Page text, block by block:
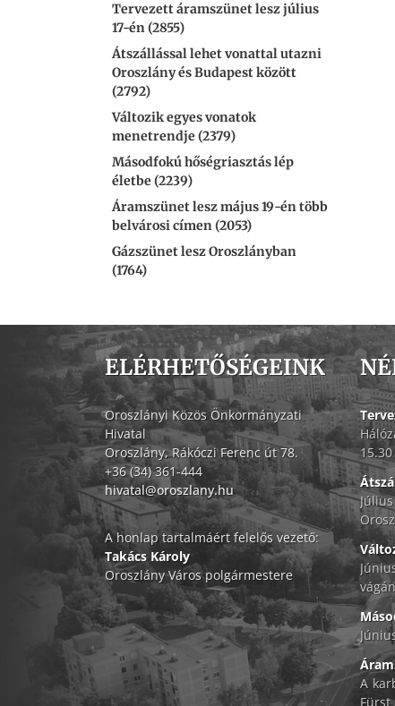
Tervezett áramszünet lesz július
17-én (2855)
Átszállással lehet vonattal utazni
Oroszlány és Budapest között
(2792)
Változik egyes vonatok
menetrendje (2379)
Másodfokú hőségriasztás lép
életbe (2239)
Áramszünet lesz május 19-én több
belvárosi címen (2053)
Gázszünet lesz Oroszlányban
(1764)
ELÉRHETŐSÉGEINK
Oroszlányi Közös Önkormányzati
Hivatal
Oroszlány, Rákóczi Ferenc út 78.
+36 (34) 361-444
hivatal@oroszlany.hu
A honlap tartalmáért felelős vezető:
Takács Károly
Oroszlány Város polgármestere
A
Fürst